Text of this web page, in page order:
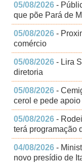
05/08/2026 -
que põe Pará de
05/08/2026 -
comércio
05/08/2026 - Lira
diretoria
05/08/2026 -
cerol e pede
05/08/2026 -
terá programação
04/08/2026 -
novo presídio de